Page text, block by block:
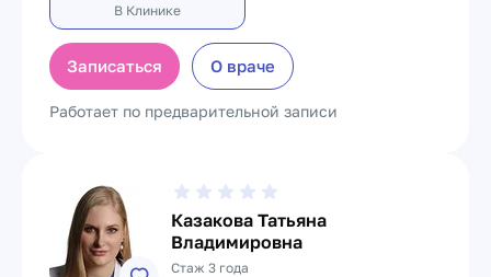
В Клинике
Записаться О враче
Работает по предварительной записи
Казакова Татьяна
Владимировна
Стаж 3 года